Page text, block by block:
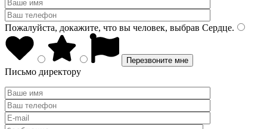
Пожалуйста, докажите, что вы человек, выбрав Сердце.
Письмо директору